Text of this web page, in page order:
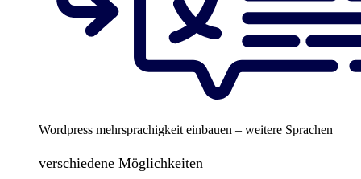
Wordpress mehrsprachigkeit einbauen – weitere Sprachen
verschiedene Möglichkeiten